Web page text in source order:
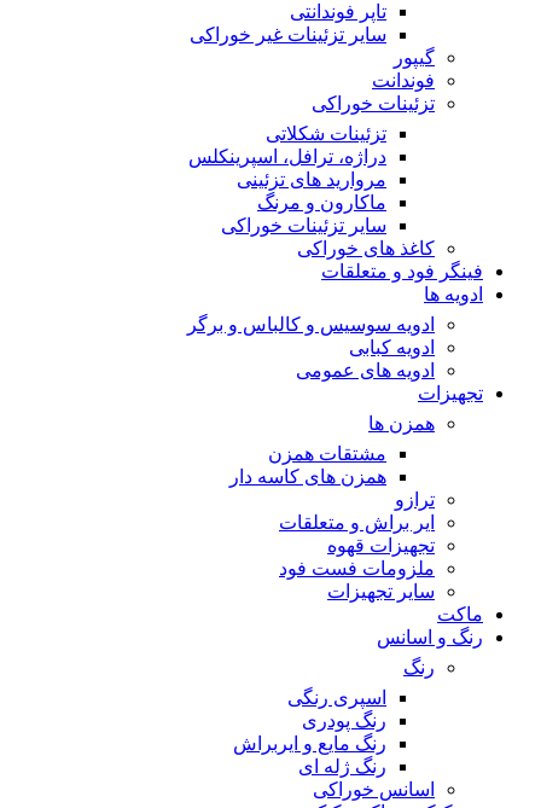
تاپر فوندانتی
سایر تزئینات غیر خوراکی
گیپور
فوندانت
تزئینات خوراکی
تزئینات شکلاتی
دراژه، ترافل، اسپرینکلس
مروارید های تزئینی
ماکارون و مرنگ
سایر تزئینات خوراکی
کاغذ های خوراکی
فینگر فود و متعلقات
ادویه ها
ادویه سوسیس و کالباس و برگر
ادویه کبابی
ادویه های عمومی
تجهیزات
همزن ها
مشتقات همزن
همزن های کاسه دار
ترازو
ایر براش و متعلقات
تجهیزات قهوه
ملزومات فست فود
سایر تجهیزات
ماکت
رنگ و اسانس
رنگ
اسپری رنگی
رنگ پودری
رنگ مایع و ایربراش
رنگ ژله ای
اسانس خوراکی